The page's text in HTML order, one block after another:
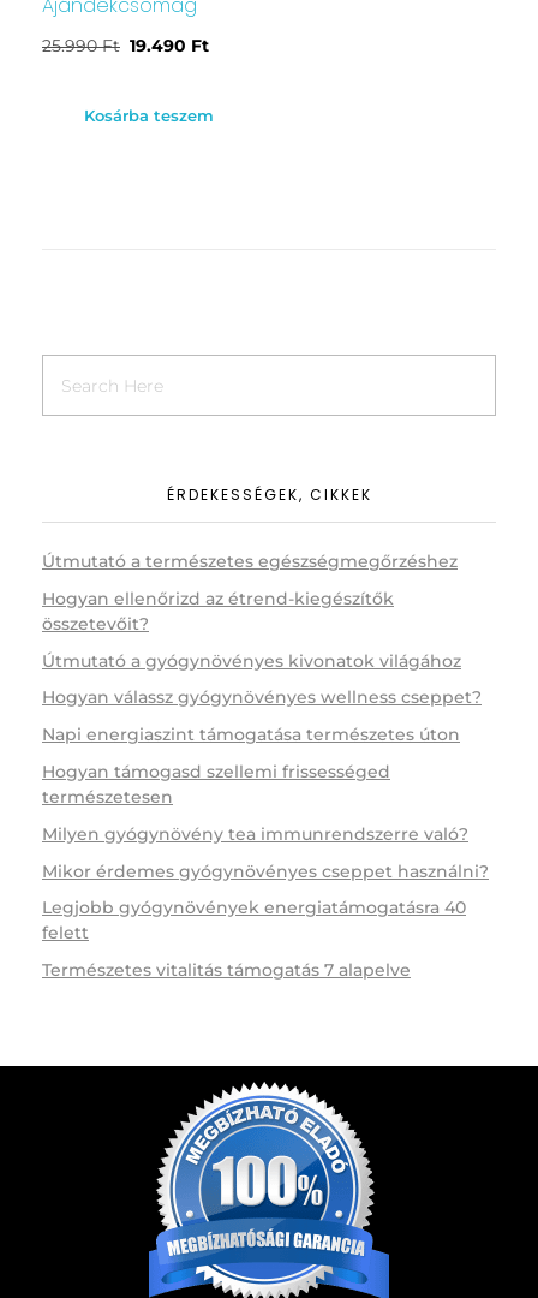
25.990Ft 19.490 Ft
Kosárba teszem
ÉRDEKESSÉGEK, CIKKEK
Útmutató a természetes egészségmegőrzéshez
Hogyan ellenőrizd az étrend-kiegészítők
összetevőit?
Útmutató a gyógynövényes kivonatok világához
Hogyan válassz gyógynövényes wellness cseppet?
Napi energiaszint támogatása természetes úton
Hogyan támogasd szellemi frissességed
természetesen
Milyen gyógynövény tea immunrendszerre való?
Mikor érdemes gyógynövényes cseppet használni?
Legjobb gyógynövények energiatámogatásra 40
felett
Természetes vitalitás támogatás 7 alapelve